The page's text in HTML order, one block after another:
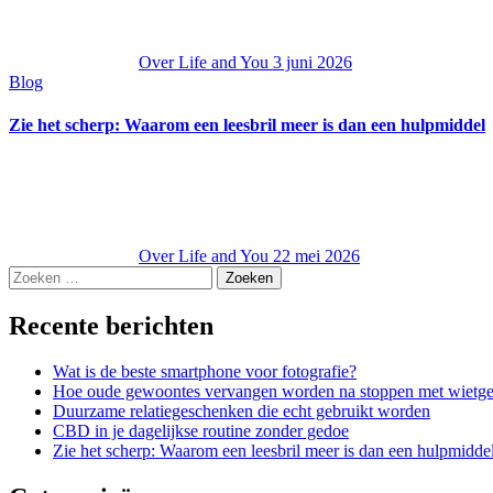
Over Life and You 3 juni 2026
Blog
Zie het scherp: Waarom een leesbril meer is dan een hulpmiddel
Over Life and You 22 mei 2026
Zoeken
naar:
Recente berichten
Wat is de beste smartphone voor fotografie?
Hoe oude gewoontes vervangen worden na stoppen met
Duurzame relatiegeschenken die echt gebruikt worden
CBD in je dagelijkse routine zonder gedoe
Zie het scherp: Waarom een leesbril meer is dan een